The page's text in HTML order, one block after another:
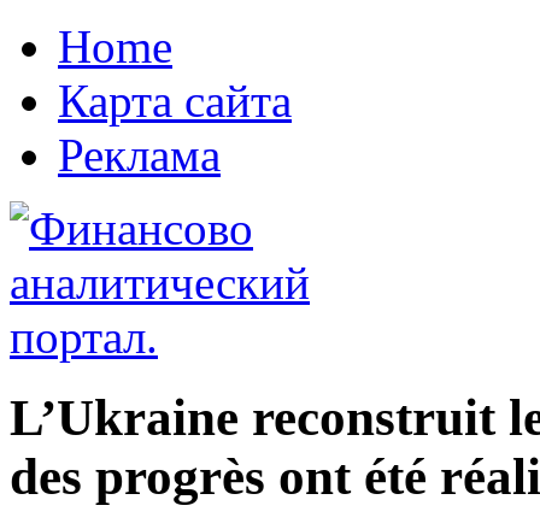
Home
Карта сайта
Реклама
L’Ukraine reconstruit
des progrès ont été